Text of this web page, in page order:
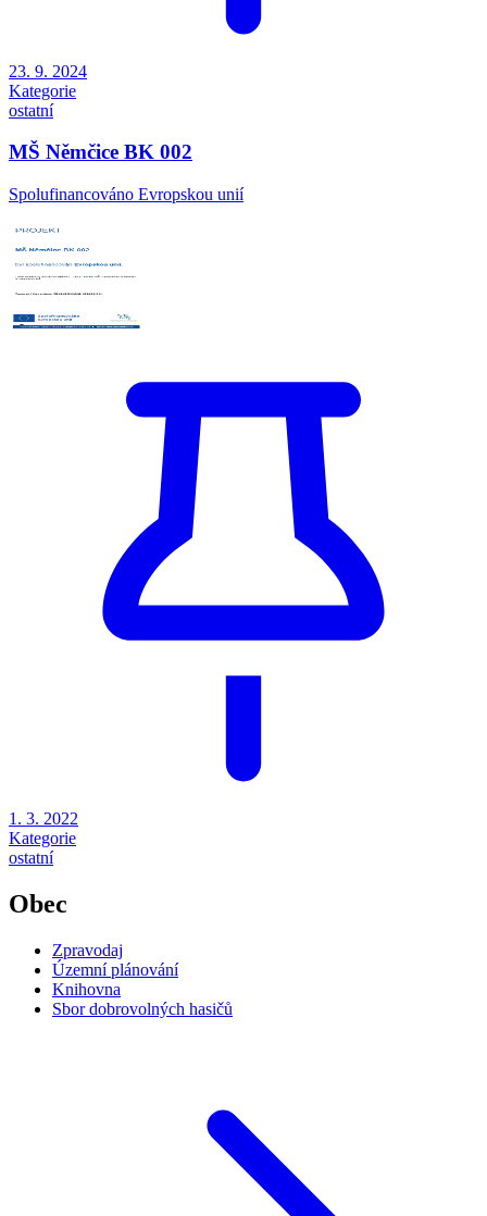
23. 9. 2024
Kategorie
ostatní
MŠ Němčice BK 002
Spolufinancováno Evropskou unií
1. 3. 2022
Kategorie
ostatní
Obec
Zpravodaj
Územní plánování
Knihovna
Sbor dobrovolných hasičů